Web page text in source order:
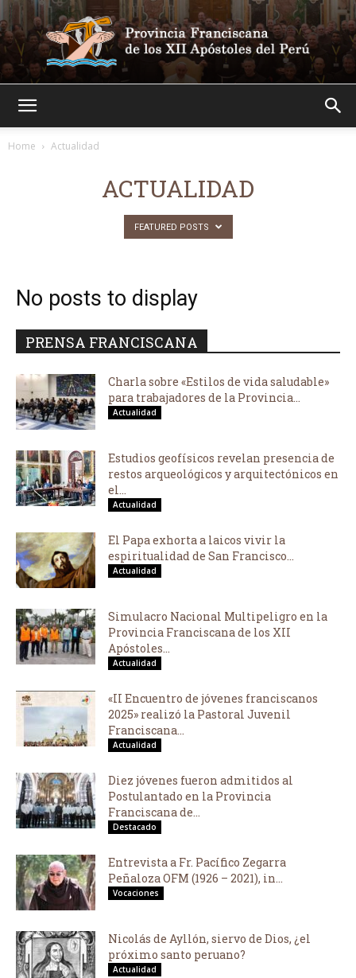
Home Actualidad
ACTUALIDAD
FEATURED POSTS
No posts to display
PRENSA FRANCISCANA
Charla sobre «Estilos de vida saludable»
para trabajadores de la Provincia...
Actualidad
Estudios geofísicos revelan presencia de
restos arqueológicos y arquitectónicos en
el...
Actualidad
El Papa exhorta a laicos vivir la
espiritualidad de San Francisco...
Actualidad
Simulacro Nacional Multipeligro en la
Provincia Franciscana de los XII
Apóstoles...
Actualidad
«II Encuentro de jóvenes franciscanos
2025» realizó la Pastoral Juvenil
Franciscana...
Actualidad
Diez jóvenes fueron admitidos al
Postulantado en la Provincia
Franciscana de...
Destacado
Entrevista a Fr. Pacífico Zegarra
Peñaloza OFM (1926 – 2021), in...
Vocaciones
Nicolás de Ayllón, siervo de Dios, ¿el
próximo santo peruano?
Actualidad